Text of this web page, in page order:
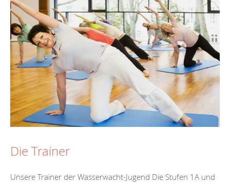
Die Trainer
Unsere Trainer der Wasserwacht-Jugend Die Stufen 1A und